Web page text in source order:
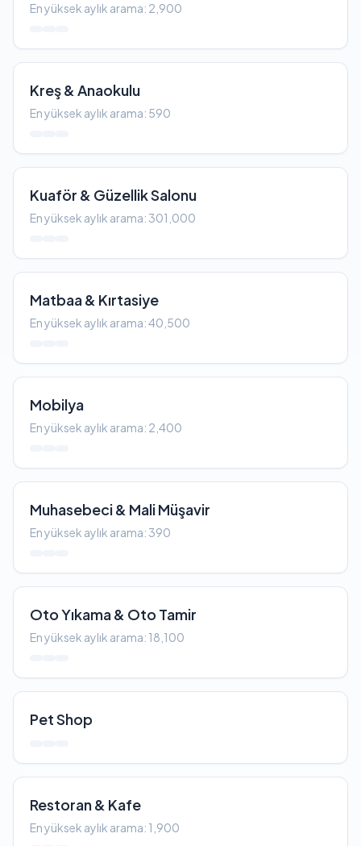
En yüksek aylık arama: 2,900
Kreş & Anaokulu
En yüksek aylık arama: 590
Kuaför & Güzellik Salonu
En yüksek aylık arama: 301,000
Matbaa & Kırtasiye
En yüksek aylık arama: 40,500
Mobilya
En yüksek aylık arama: 2,400
Muhasebeci & Mali Müşavir
En yüksek aylık arama: 390
Oto Yıkama & Oto Tamir
En yüksek aylık arama: 18,100
Pet Shop
Restoran & Kafe
En yüksek aylık arama: 1,900